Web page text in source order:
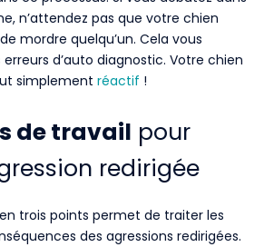
n’attendez pas que votre chien
mordre quelqu’un. Cela vous
d’auto diagnostic. Votre chien
simplement réactif !
de travail pour
redirigée
trois points permet de traiter les
des agressions redirigées.